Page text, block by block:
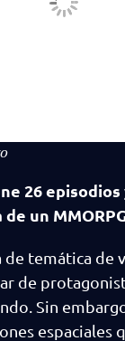
26 episodios
un
de temática de
de
Sin
espaciales